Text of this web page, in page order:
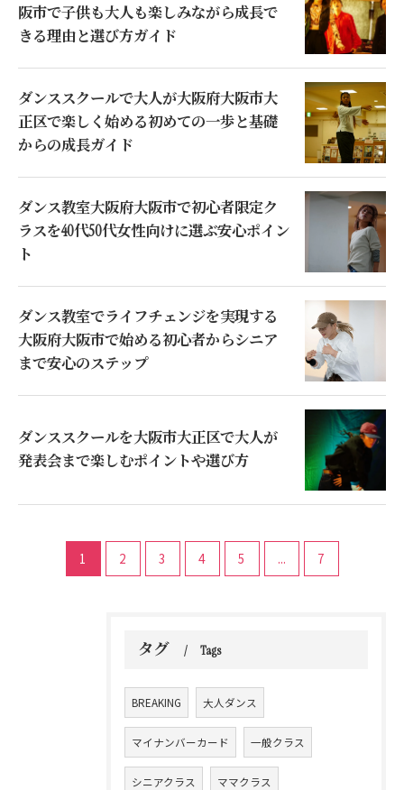
阪市で子供も大人も楽しみながら成長で
きる理由と選び方ガイド
ダンススクールで大人が大阪府大阪市大
正区で楽しく始める初めての一歩と基礎
からの成長ガイド
ダンス教室大阪府大阪市で初心者限定ク
ラスを40代50代女性向けに選ぶ安心ポイン
ト
ダンス教室でライフチェンジを実現する
大阪府大阪市で始める初心者からシニア
まで安心のステップ
ダンススクールを大阪市大正区で大人が
発表会まで楽しむポイントや選び方
1 2 3 4 5 ... 7
タグ Tags
BREAKING 大人ダンス
マイナンバーカード 一般クラス
シニアクラス ママクラス